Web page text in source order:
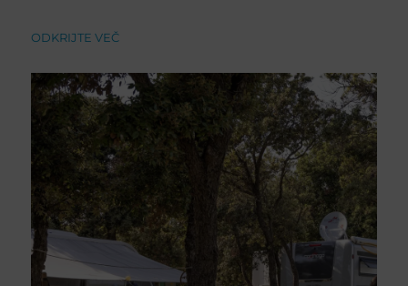
ODKRIJTE VEČ